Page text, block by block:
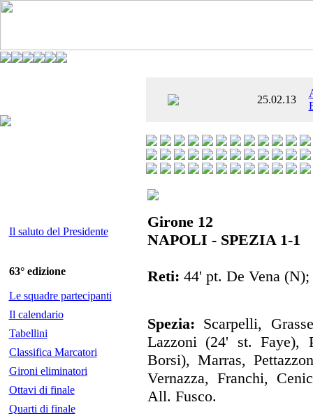
25.02.13
Il saluto del Presidente
63° edizione
Le squadre partecipanti
Il calendario
Tabellini
Classifica Marcatori
Gironi eliminatori
Ottavi di finale
Quarti di finale
Girone 12
NAPOLI - SPEZIA 1-1
Reti: 44' pt. De Vena
Spezia: Scarpelli,
Lazzoni (24' st. Faye),
Borsi), Marras,
Vernazza, Franchi,
All. Fusco.